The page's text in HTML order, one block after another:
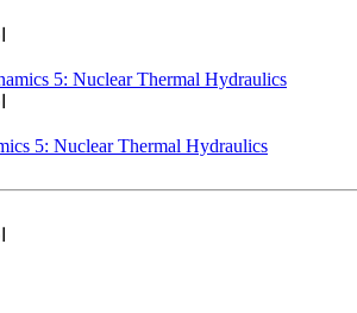
5: Nuclear Thermal Hydraulics